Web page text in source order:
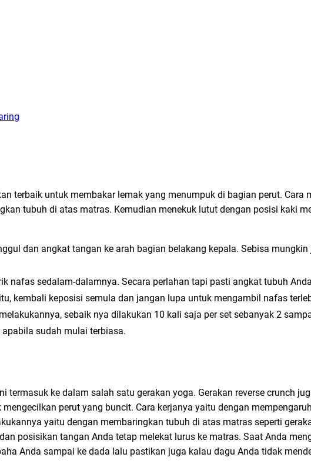
terbaik untuk membakar lemak yang menumpuk di bagian perut. Cara
tubuh di atas matras. Kemudian menekuk lutut dengan posisi kaki
dan angkat tangan ke arah bagian belakang kepala. Sebisa
nafas sedalam-dalamnya. Secara perlahan tapi pasti angkat tubuh
kembali keposisi semula dan jangan lupa untuk mengambil nafas
sebaik nya dilakukan 10 kali saja per set sebanyak 2
sudah mulai terbiasa.
termasuk ke dalam salah satu gerakan yoga. Gerakan reverse crunch
perut yang buncit. Cara kerjanya yaitu dengan
yaitu dengan membaringkan tubuh di atas matras seperti
posisikan tangan Anda tetap melekat lurus ke matras. Saat Anda
Anda sampai ke dada lalu pastikan juga kalau dagu Anda tidak